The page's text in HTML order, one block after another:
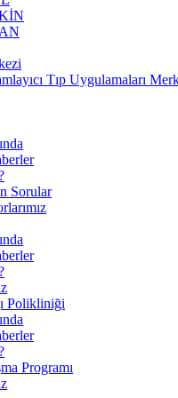
Tıp Uygulamaları
Sorular
Polikliniği
Programı